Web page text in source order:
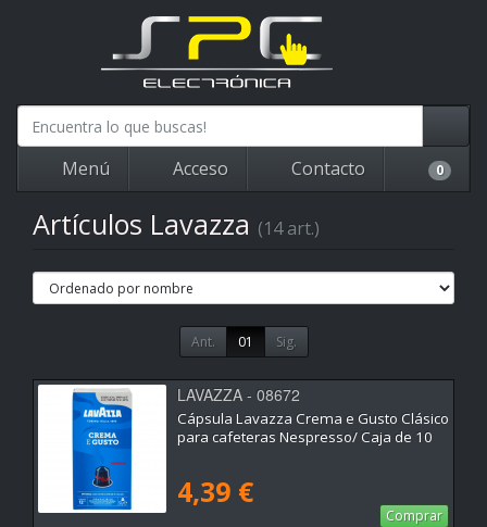
Menú Acceso Contacto 0
Artículos Lavazza (14 art.)
Ant. 01 Sig.
LAVAZZA - 08672
Cápsula Lavazza Crema e Gusto Clásico
para cafeteras Nespresso/ Caja de 10
4,39 €
Comprar